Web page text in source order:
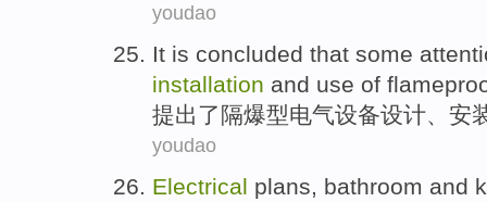
youdao
It is concluded that some
installation and use of
提出了隔爆型电气设备设计、 安
youdao
Electrical plans, bathroom and